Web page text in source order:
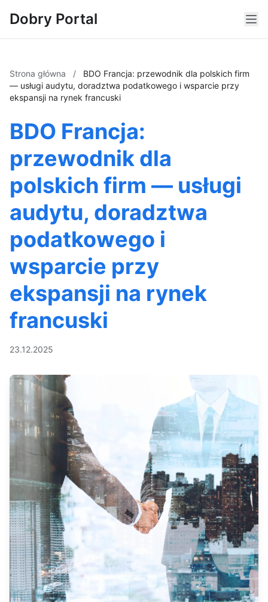
Dobry Portal
Strona główna /
BDO Francja: przewodnik dla polskich firm
— usługi audytu, doradztwa podatkowego i wsparcie przy
ekspansji na rynek francuski
BDO Francja:
przewodnik dla
polskich firm — usługi
audytu, doradztwa
podatkowego i
wsparcie przy
ekspansji na rynek
francuski
23.12.2025